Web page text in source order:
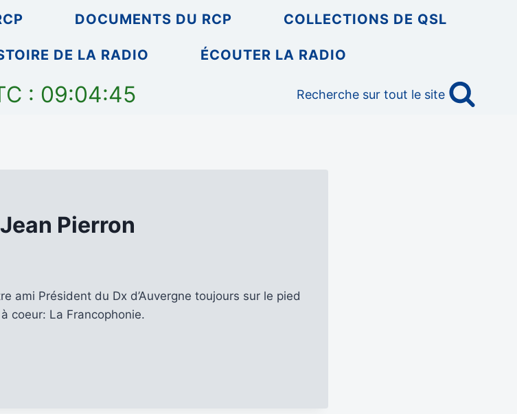
DOCUMENTS DU RCP COLLECTIONS DE QSL
DE LA RADIO ÉCOUTER LA RADIO
: 09:04:45 Recherche sur tout le site
Pierron
ami Président du Dx d’Auvergne toujours sur le pied
coeur: La Francophonie.